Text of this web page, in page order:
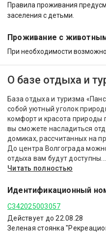
Правила проживания
заселения с детьми.
Проживание с
При необходимости
О базе отдыха и
База отдыха и туризма
собой уютный уголок
комфорт и красота природы
вы сможете насладиться
домиках, рассчитанных на
До центра Волгограда
отдыха вам будут доступны...
Читать полностью
Идентификационный
С342025003057
Действует до 22.08.28
Зеленая стоянка